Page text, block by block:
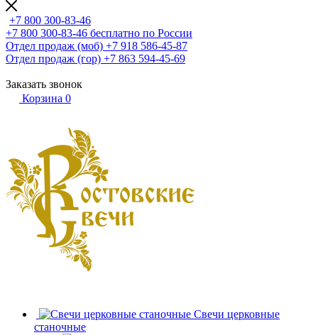
+7 800 300-83-46
+7 800 300-83-46 бесплатно по России
Отдел продаж (моб) +7 918 586-45-87
Отдел продаж (гор) +7 863 594-45-69
Заказать звонок
Корзина 0
Свечи церковные
станочные